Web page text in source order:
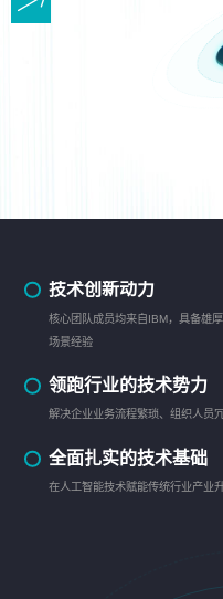
技术创新动力
核心团队成员均来自IBM，具备雄
场景经验
领跑行业的技术势力
解决企业业务流程繁琐、组织人员
全面扎实的技术基础
在人工智能技术赋能传统行业产业